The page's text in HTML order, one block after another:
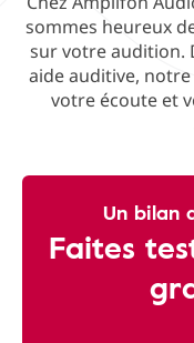
sommes heureux
sur votre audition.
aide auditive,
votre écoute et
Un bilan
Faites